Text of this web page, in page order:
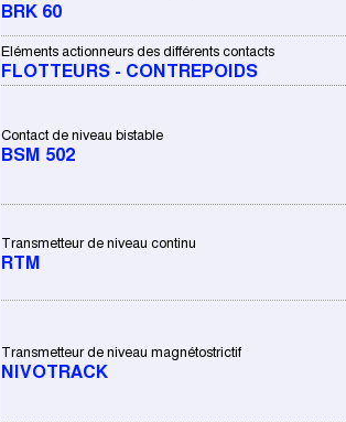
BRK 60
Eléments actionneurs des différents contacts
FLOTTEURS - CONTREPOIDS
Contact de niveau bistable
BSM 502
Transmetteur de niveau continu
RTM
Transmetteur de niveau magnétostrictif
NIVOTRACK